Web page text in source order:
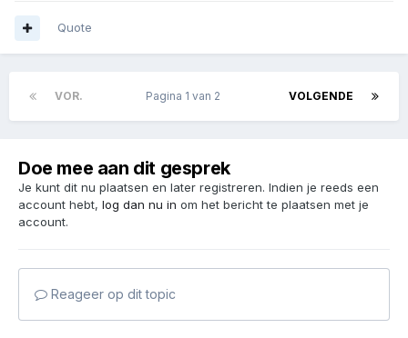
Quote
VOR. VOLGENDE
Pagina 1 van 2
Doe mee aan dit gesprek
Je kunt dit nu plaatsen en later registreren. Indien je reeds een
account hebt, log dan nu in om het bericht te plaatsen met je
account.
Reageer op dit topic